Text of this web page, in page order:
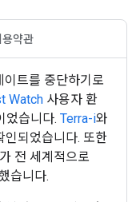
용약관
이트를 중단하기로
Watch 사용자 환
었습니다. Terra-i와
인되었습니다. 또한
전 세계적으로
습니다.